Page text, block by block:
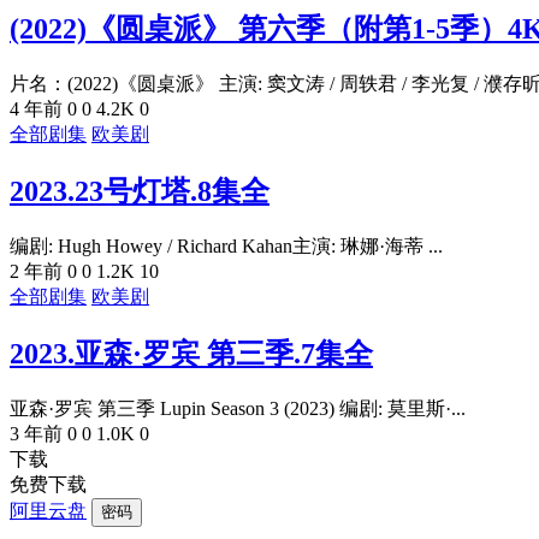
(2022)《圆桌派》 第六季（附第1-5季）
片名：(2022)《圆桌派》 主演: 窦文涛 / 周轶君 / 李光复 / 濮存
4 年前 0 0 4.2K 0
全部剧集 欧美剧
2023.23号灯塔.8集全
编剧: Hugh Howey / Richard Kahan主演: 琳娜·海蒂 ...
2 年前 0 0 1.2K 10
全部剧集 欧美剧
2023.亚森·罗宾 第三季.7集全
亚森·罗宾 第三季 Lupin Season 3 (2023) 编剧: 莫里斯·...
3 年前 0 0 1.0K 0
下载
免费下载
阿里云盘
密码